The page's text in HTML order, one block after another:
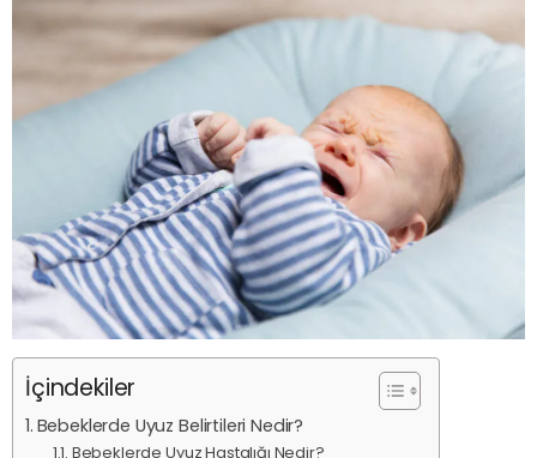
İçindekiler
Bebeklerde Uyuz Belirtileri Nedir?
Bebeklerde Uyuz Hastalığı Nedir?